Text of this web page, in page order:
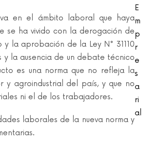
E
m
p
r
e
s
a
ri
al
en el ámbito laboral que haya
se ha vivido con la derogación de
la aprobación de la Ley N° 31110
y la ausencia de un debate técnico
es una norma que no refleja la
y agroindustrial del país, y que no
ni el de los trabajadores.
laborales de la nueva norma y